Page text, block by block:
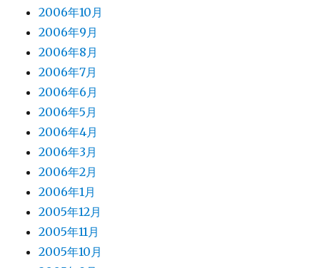
2006年10月
2006年9月
2006年8月
2006年7月
2006年6月
2006年5月
2006年4月
2006年3月
2006年2月
2006年1月
2005年12月
2005年11月
2005年10月